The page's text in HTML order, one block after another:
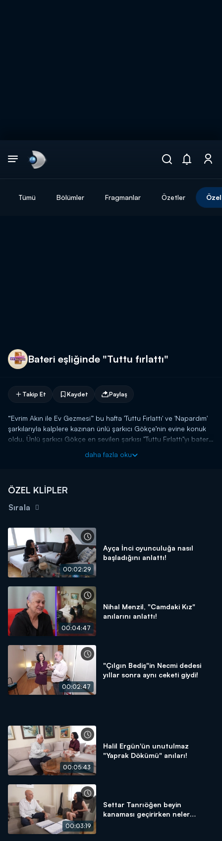
Tümü Bölümler Fragmanlar Özetler
Bateri eşliğinde "Tuttu fırlattı"
Takip Et Kaydet Paylaş
“Evrim Akın ile Ev Gezmesi” bu hafta 'Tuttu Fırlattı' ve 'Napardım'
şarkılarıyla kalplere kazınan ünlü şarkıcı Gökçe’nin evine konuk
oldu. Ünlü şarkıcı Gökçe en sevilen şarkısı "Tuttu Fırlattı"yı bateri
daha fazla oku
ÖZEL KLİPLER
Sırala
00:02:29
Ayça İnci oyunculuğa nasıl
başladığını anlattı!
00:04:47
Nihal Menzil, "Camdaki Kız"
anılarını anlattı!
00:02:47
"Çılgın Bediş"in Necmi dedesi
yıllar sonra aynı ceketi giydi!
00:05:43
Halil Ergün'ün unutulmaz
"Yaprak Dökümü" anıları!
00:03:19
Settar Tanrıöğen beyin
kanaması geçirirken neler